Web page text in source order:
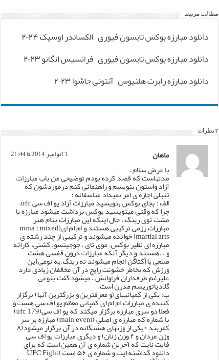
مطالب مرتبط
دانلود مبارزه بوکس تایسون فیوری – الکساندر اوسیک ۲۰۲۴
دانلود مبارزه بوکس تایسون فیوری – فرانسیس انگانو ۲۰۲۳
دانلود مبارزه رابرت هلنیوس – آنتونی جاشوا ۲۰۲۳
۲ نظرات
ماهان 11نوامبر, 2014 تا 21:44
با عرض سلام .
مدتهاست که قصد کرده بودم توضیحی من باب مبارزات
آزاد واستون بنویسم و راهنمائی کنم درموردشون که
تنبلی اجازه ی امر نمیداد متاسفانه :
الف : بجای بوکس بنویسید مبارزات آزاد یو اف سی ufc،
چرا که وقتی مینویسید بوکس برداشت میشود مبارزه با
مشت توی رینگ ، حال اینکه این مبارزات بنام هنر
مبارزات رزمی ترکیبی هستند و ام ام ای(mma : mixed
martial arts) خوانده میشوند و ترکیبی از چند رشته ی
مبارزه ای نظیر بوکس، موی تای ، جوجیتسو، کشتی، کاراته
و …هستند و دیگر آنکه مبارزات درون قفسی هشت
ضلعی یا اُکتاگُن انجام میشوند نه رینگ.به نوعی این
ورزش که بخاطر خشونت رایج در آن مخالفان زیادی دارد
علیرغم طرفداران فراوانش ، میشود گفت بنوعی
گلادیاتوریسم مدرن است.
ب: یکی از کمپانیهای(و معرفترین و بزرگترین آنها) برگزار
کننده ی مبارزات ام ام ای کمپانی معظم یو اف سی هست و
فعلا دو سری مبارزه برگزار میکند که یو اف سی(ufc 179)
با شماره که مبارزه ی اصلی (main event) مبارزه بر سر
کمربند *یکی از وزنهای هشتگانه در آن برگزار میشود(۸
وزن مردان و ۲ وزن زنان) و دیگری مبارزات یو اف سی
فایت نایت که آخرین شماره ی آن همین است که برای
دانلود گذاشته ایت و شماره ی ۵۶ است (UFC Fight